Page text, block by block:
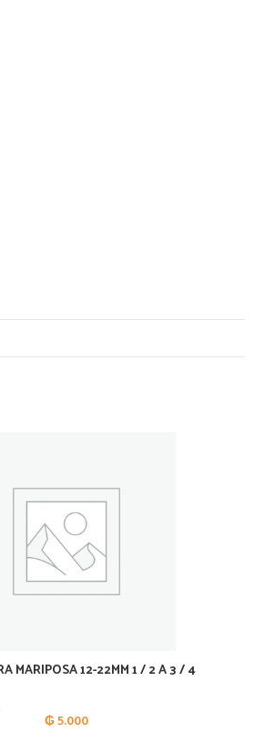
MARIPOSA 12-22MM 1 / 2 A 3 / 4
₲5.000